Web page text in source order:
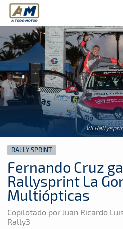
A Todo Motor · Revista
A Todo Motor » Noticias » Rally
VII
RALLY SPRINT
Fernando Cruz
Rallysprint La
Multiópticas
Copilotado por Juan Ricardo
Rally3